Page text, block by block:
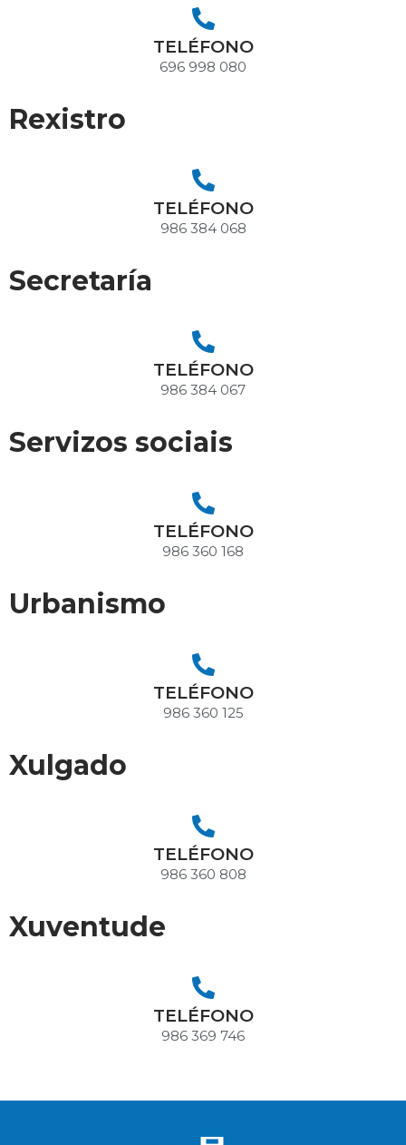
TELÉFONO
696 998 080
Rexistro
TELÉFONO
986 384 068
Secretaría
TELÉFONO
986 384 067
Servizos sociais
TELÉFONO
986 360 168
Urbanismo
TELÉFONO
986 360 125
Xulgado
TELÉFONO
986 360 808
Xuventude
TELÉFONO
986 369 746